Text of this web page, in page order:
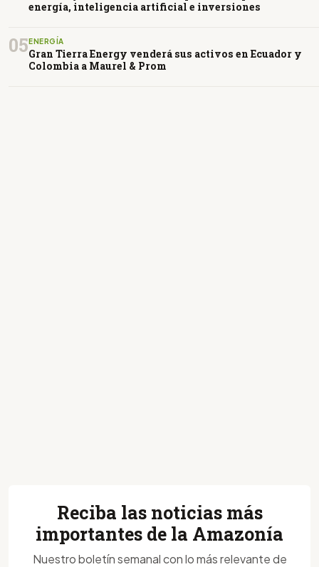
energía, inteligencia artificial e inversiones
05ENERGÍA
Gran Tierra Energy venderá sus activos en Ecuador y
Colombia a Maurel & Prom
Reciba las noticias más
importantes de la Amazonía
Nuestro boletín semanal con lo más relevante de